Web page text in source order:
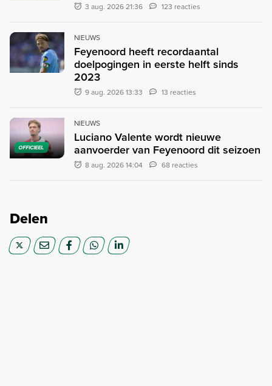
3 aug. 2026 21:36 123 reacties
NIEUWS
Feyenoord heeft recordaantal
doelpogingen in eerste helft sinds
2023
9 aug. 2026 13:33 13 reacties
OFFICIEEL
NIEUWS
Luciano Valente wordt nieuwe
aanvoerder van Feyenoord dit seizoen
8 aug. 2026 14:04 68 reacties
Delen